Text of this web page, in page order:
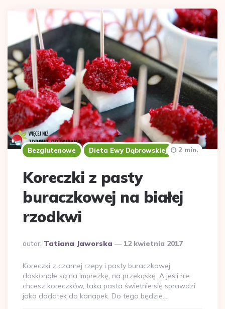
Bezglutenowe Dieta Ewy Dąbrowskiej
Koreczki z pasty
buraczkowej na białej
rzodkwi
Dodane
autor: Tatiana Jaworska 12 kwietnia 2017
2 min.
Koreczki z czarnej rzepy i pasty buraczkowej
doskonałe są na imprezkę, na przekąskę. A jeśli nie
chcesz koreczków, taka pasta świetnie się sprawdzi
jako dodatek do kanapek. Do tego będzie…